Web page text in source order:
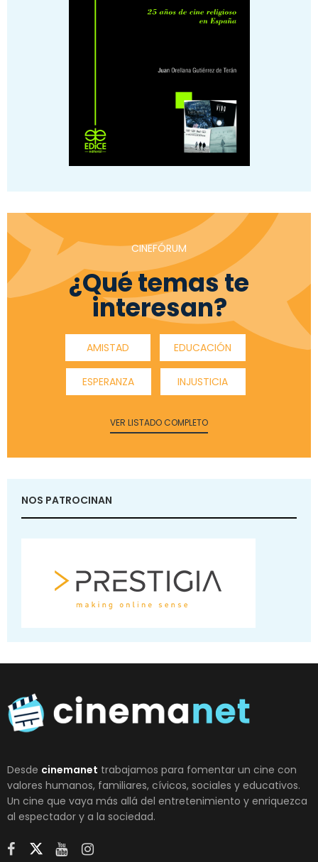
CINEFÓRUM
¿Qué temas te
interesan?
AMISTAD EDUCACIÓN
ESPERANZA INJUSTICIA
VER LISTADO COMPLETO
NOS PATROCINAN
Desde cinemanet trabajamos para fomentar un cine con
valores humanos, familiares, cívicos, sociales y educativos.
Un cine que vaya más allá del entretenimiento y enriquezca
al espectador y a la sociedad.